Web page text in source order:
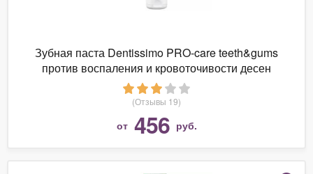
Зубная паста Dentissimo PRO-care teeth&gums
против воспаления и кровоточивости десен
(Отзывы 19)
от 456 руб.